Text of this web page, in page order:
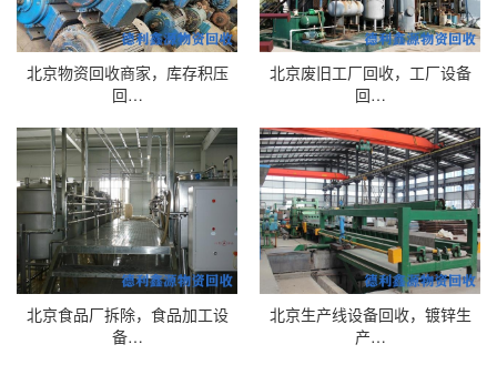
北京物资回收商家，库存积压
回…
北京废旧工厂回收，工厂设备
回…
北京食品厂拆除，食品加工设
备…
北京生产线设备回收，镀锌生
产…